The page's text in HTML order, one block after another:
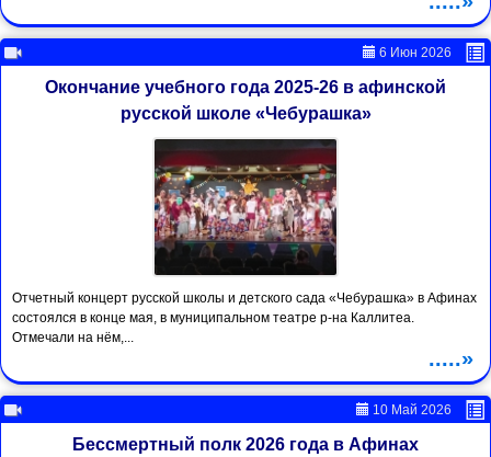
6 Июн 2026
Окончание учебного года 2025-26 в афинской
русской школе «Чебурашка»
Отчетный концерт русской школы и детского сада «Чебурашка» в Афинах
состоялся в конце мая, в муниципальном театре р-на Каллитеа.
Отмечали на нём,...
.....»
10 Май 2026
Бессмертный полк 2026 года в Афинах